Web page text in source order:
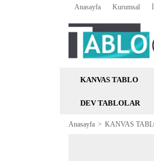
Anasayfa Kurumsal
KANVAS TABLO
DEV TABLOLAR
Anasayfa KANVAS